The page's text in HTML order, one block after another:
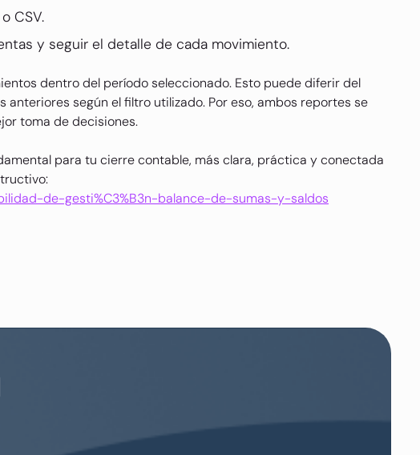
CSV.
y seguir el detalle de cada movimiento.
dentro del período seleccionado. Esto puede diferir del
según el filtro utilizado. Por eso, ambos reportes se
toma de decisiones.
para tu cierre contable, más clara, práctica y conectada
de-gesti%C3%B3n-balance-de-sumas-y-saldos